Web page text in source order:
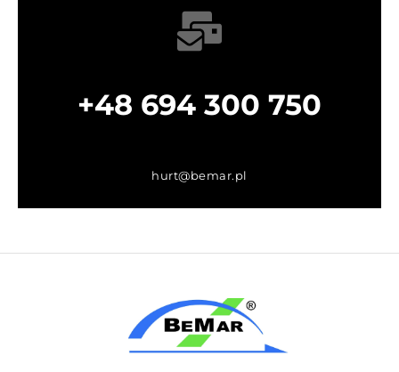
+48 694 300 750
hurt@bemar.pl